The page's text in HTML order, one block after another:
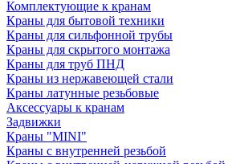
Комплектующие к кранам
Краны для бытовой техники
Краны для сильфонной трубы
Краны для скрытого монтажа
Краны для труб ПНД
Краны из нержавеющей стали
Краны латунные резьбовые
Аксессуары к кранам
Задвижки
Краны "MINI"
Краны с внутренней резьбой